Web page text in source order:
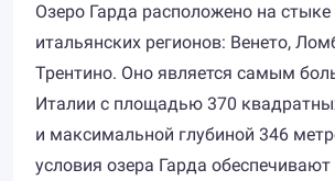
Озеро Гарда расположено на стыке
итальянских регионов: Венето,
Трентино. Оно является самым
Италии с площадью 370
и максимальной глубиной 346
условия озера Гарда